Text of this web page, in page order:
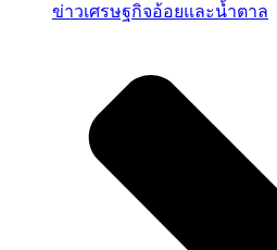
ข่าวเศรษฐกิจอ้อยและน้ำตาล